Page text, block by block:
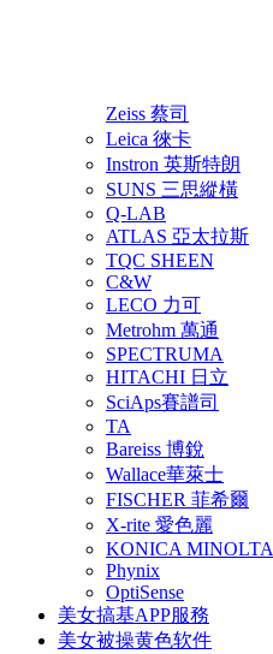
Zeiss 蔡司
Leica 徠卡
Instron 英斯特朗
SUNS 三思縱橫
Q-LAB
ATLAS 亞太拉斯
TQC SHEEN
C&W
LECO 力可
Metrohm 萬通
SPECTRUMA
HITACHI 日立
SciAps賽譜司
TA
Bareiss 博銳
Wallace華萊士
FISCHER 菲希爾
X-rite 愛色麗
KONICA MINOLTA
Phynix
OptiSense
美女搞基APP服務
美女被操黄色软件